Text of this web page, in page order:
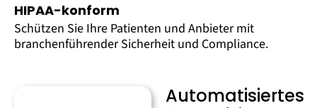
HIPAA-konform
Schützen Sie Ihre Patienten und Anbieter mit
branchenführender Sicherheit und Compliance.
Automatisiertes